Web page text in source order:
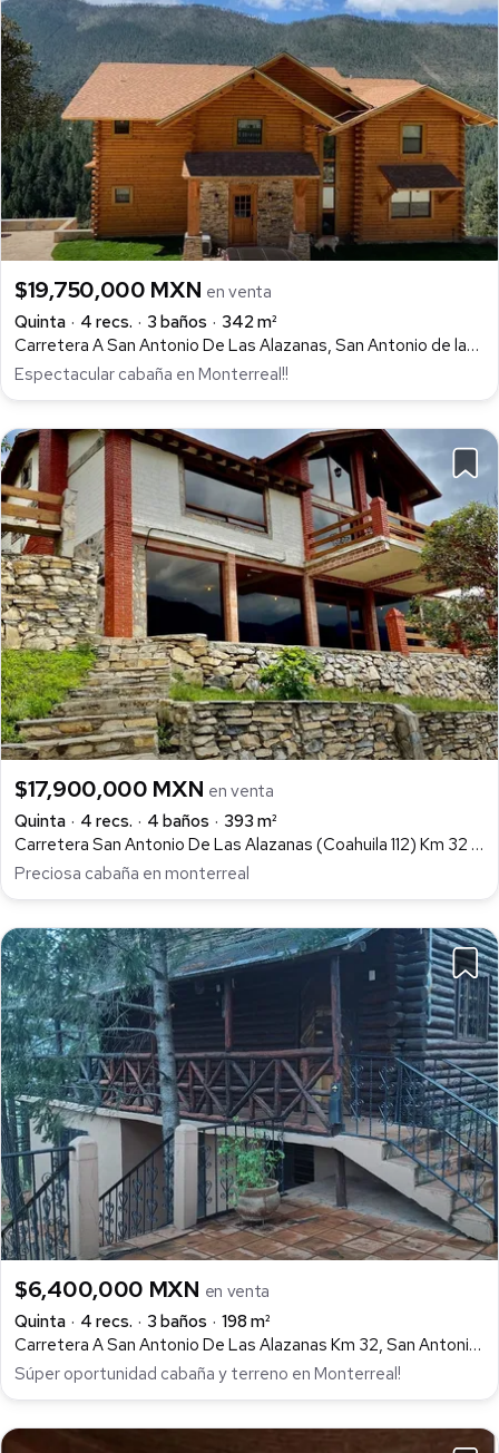
$19,750,000 MXN en venta
Quinta
4 recs. 3 baños
342 m²
Carretera A San Antonio De Las Alazanas, San Antonio de las Alazanas, Arteaga
Espectacular cabaña en Monterreal!!
$17,900,000 MXN en venta
Quinta
4 recs. 4 baños
393 m²
Carretera San Antonio De Las Alazanas (Coahuila 112) Km 32 S/N Santa Anita Del Peñasco,, Monterreal, Arteaga
Preciosa cabaña en monterreal
$6,400,000 MXN en venta
Quinta
4 recs. 3 baños
198 m²
Carretera A San Antonio De Las Alazanas Km 32, San Antonio de las Alazanas, Arteaga
Súper oportunidad cabaña y terreno en Monterreal!